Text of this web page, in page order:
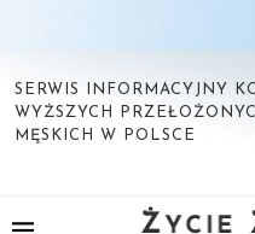
SERWIS INFORMACYJNY
WYŻSZYCH
MĘSKICH W POLSCE